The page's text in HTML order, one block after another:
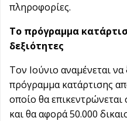
πληροφορίες.
Το πρόγραμμα
δεξιότητες
Τον Ιούνιο αναμένεται να
πρόγραμμα κατάρτισης
οποίο θα επικεντρώνεται
και θα αφορά 50.000